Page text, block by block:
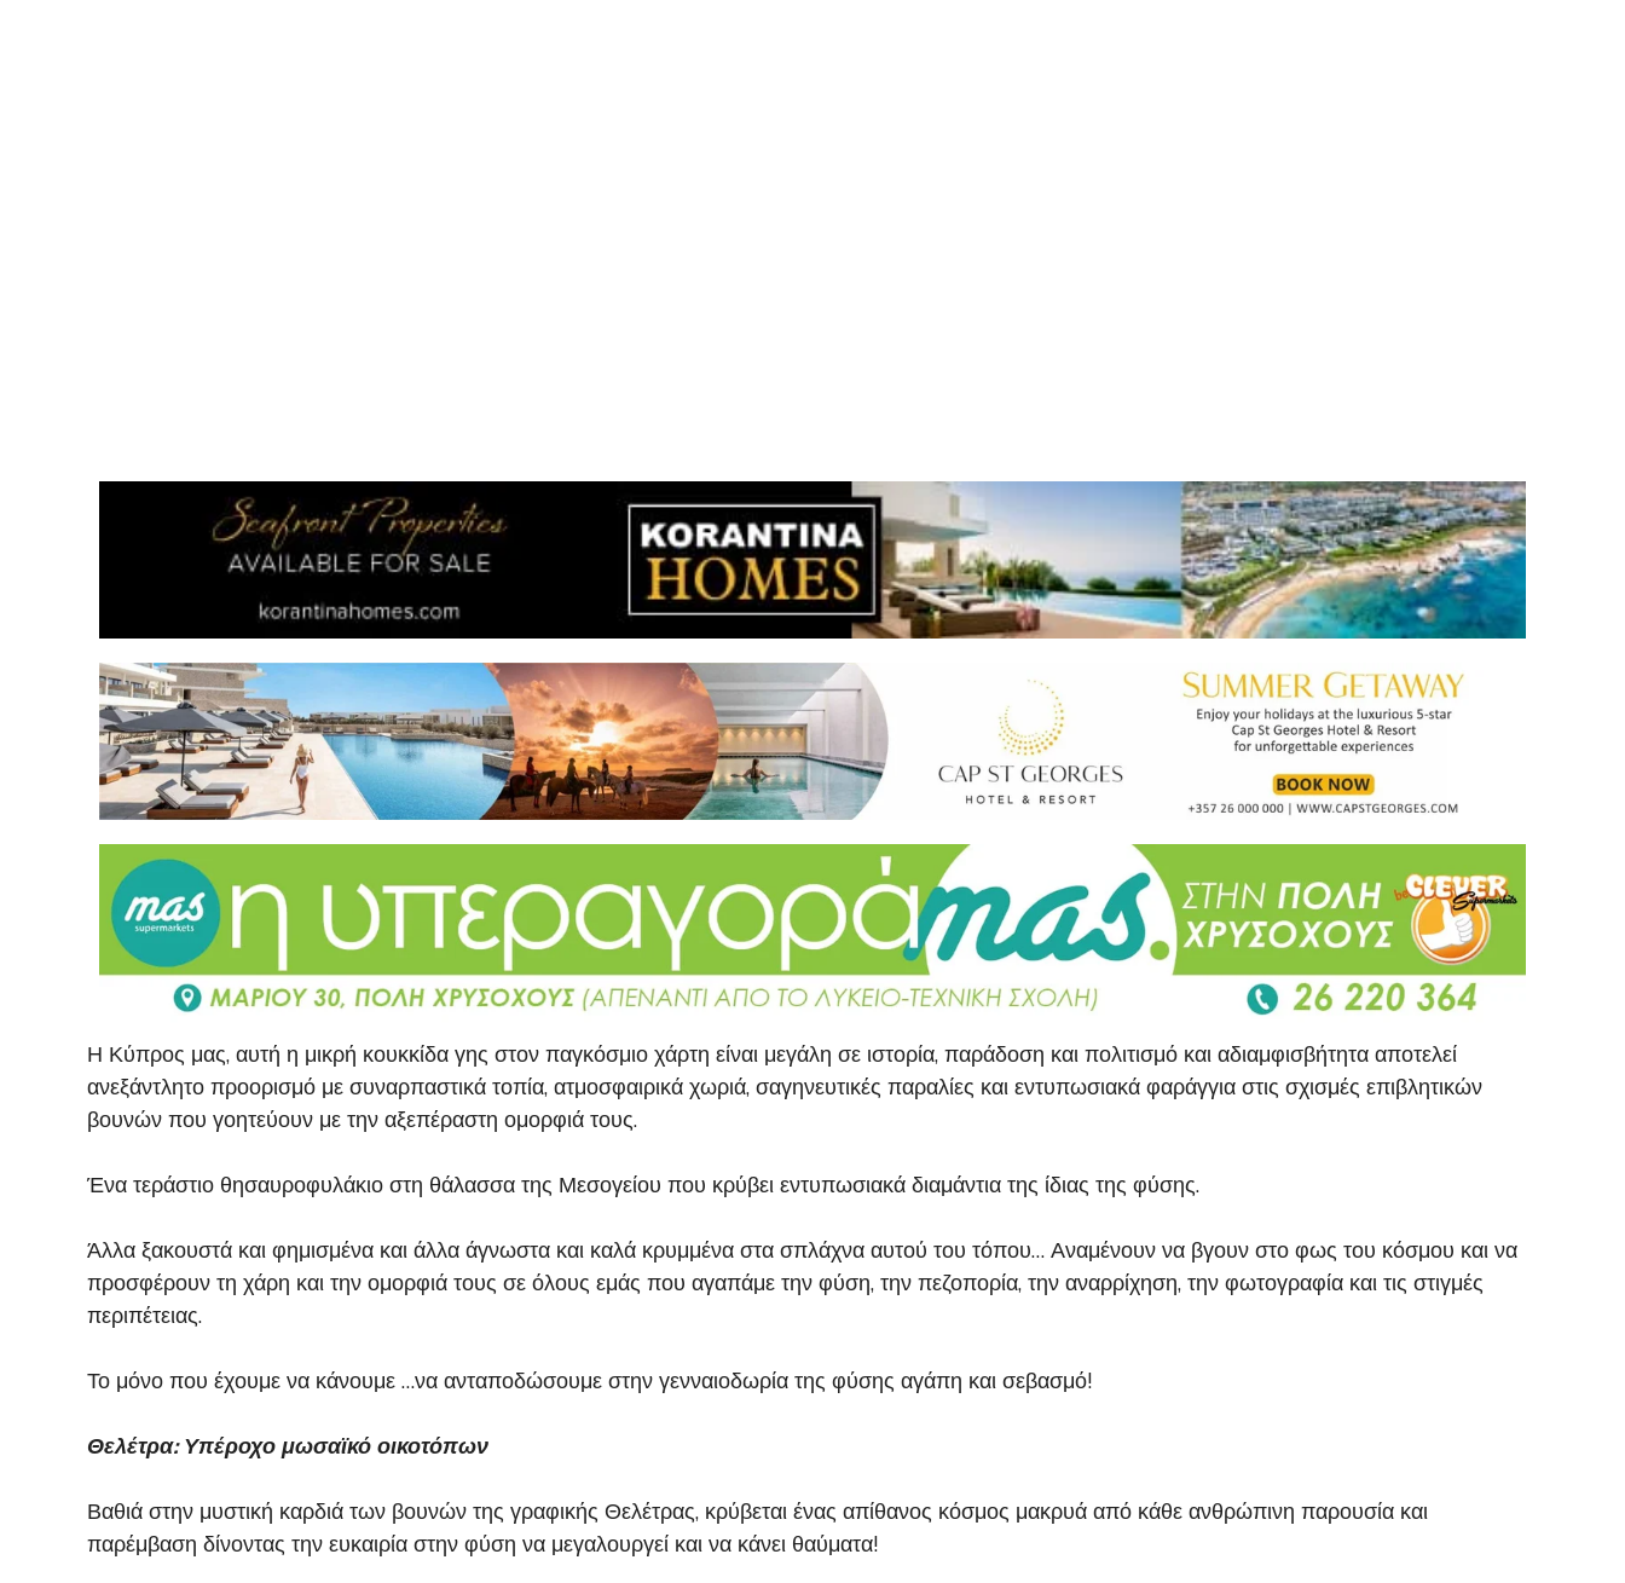
Η Κύπρος μας, αυτή η μικρή κουκκίδα γης στον παγκόσμιο χάρτη είναι μεγάλη σε ιστορία, παράδοση και πολιτισμό και αδιαμφισβήτητα αποτελεί
ανεξάντλητο προορισμό με συναρπαστικά τοπία, ατμοσφαιρικά χωριά, σαγηνευτικές παραλίες και εντυπωσιακά φαράγγια στις σχισμές επιβλητικών
βουνών που γοητεύουν με την αξεπέραστη ομορφιά τους.
Ένα τεράστιο θησαυροφυλάκιο στη θάλασσα της Μεσογείου που κρύβει εντυπωσιακά διαμάντια της ίδιας της φύσης.
Άλλα ξακουστά και φημισμένα και άλλα άγνωστα και καλά κρυμμένα στα σπλάχνα αυτού του τόπου… Αναμένουν να βγουν στο φως του κόσμου και να
προσφέρουν τη χάρη και την ομορφιά τους σε όλους εμάς που αγαπάμε την φύση, την πεζοπορία, την αναρρίχηση, την φωτογραφία και τις στιγμές
περιπέτειας.
Το μόνο που έχουμε να κάνουμε …να ανταποδώσουμε στην γενναιοδωρία της φύσης αγάπη και σεβασμό!
Θελέτρα: Υπέροχο μωσαϊκό οικοτόπων
Βαθιά στην μυστική καρδιά των βουνών της γραφικής Θελέτρας, κρύβεται ένας απίθανος κόσμος μακρυά από κάθε ανθρώπινη παρουσία και
παρέμβαση δίνοντας την ευκαιρία στην φύση να μεγαλουργεί και να κάνει θαύματα!